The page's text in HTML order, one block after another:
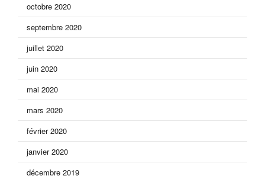
octobre 2020
septembre 2020
juillet 2020
juin 2020
mai 2020
mars 2020
février 2020
janvier 2020
décembre 2019